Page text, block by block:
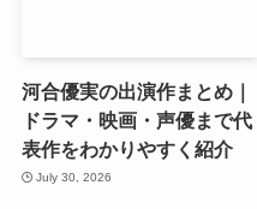
河合優実の出演作まとめ｜
ドラマ・映画・声優まで代
表作をわかりやすく紹介
July 30, 2026